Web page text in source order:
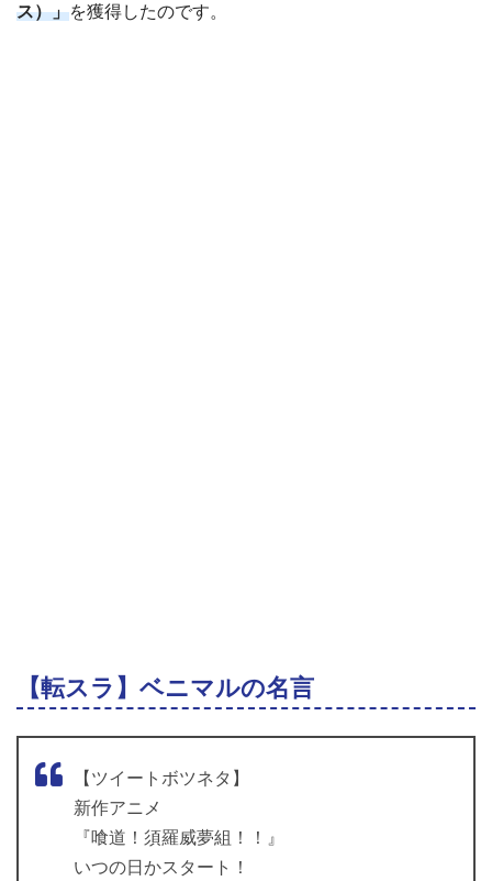
ス）」を獲得したのです。
【転スラ】ベニマルの名言
【ツイートボツネタ】
新作アニメ
『喰道！須羅威夢組！！』
いつの日かスタート！